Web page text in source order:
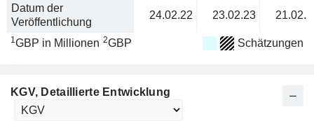
Datum der
Veröffentlichung
24.02.22 23.02.23
1GBP in Millionen 2GBP Schätzungen
KGV, Detaillierte Entwicklung